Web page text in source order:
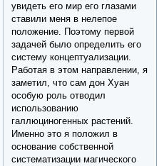
увидеть его мир его глазами
ставили меня в нелепое
положение. Поэтому первой
задачей было определить его
систему концептуализации.
Работая в этом направлении, я
заметил, что сам дон Хуан
особую роль отводил
использованию
галлюциногенных растений.
Именно это я положил в
основание собственной
систематизации магического